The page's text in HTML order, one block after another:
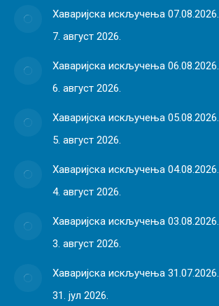
Хаваријска искључења 07.08.2026.
7. август 2026.
Хаваријска искључења 06.08.2026.
6. август 2026.
Хаваријска искључења 05.08.2026.
5. август 2026.
Хаваријска искључења 04.08.2026.
4. август 2026.
Хаваријска искључења 03.08.2026.
3. август 2026.
Хаваријска искључења 31.07.2026.
31. јул 2026.